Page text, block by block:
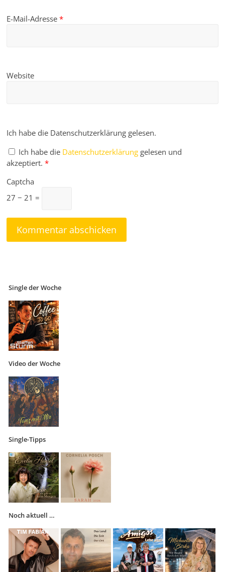
E-Mail-Adresse*
Website
Ich habe die Datenschutzerklärung gelesen.
Ich habe die Datenschutzerklärung gelesen und
akzeptiert. *
Captcha
27 − 21 =
Single der Woche
Video der Woche
Single-Tipps
Noch aktuell …